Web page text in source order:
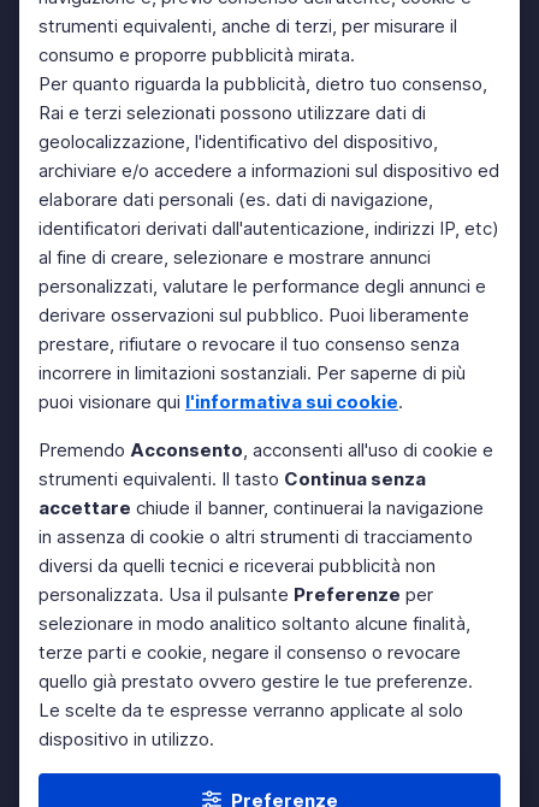
strumenti equivalenti, anche di terzi, per misurare il
consumo e proporre pubblicità mirata.
Per quanto riguarda la pubblicità, dietro tuo consenso,
Rai e terzi selezionati possono utilizzare dati di
geolocalizzazione, l'identificativo del dispositivo,
archiviare e/o accedere a informazioni sul dispositivo ed
elaborare dati personali (es. dati di navigazione,
identificatori derivati dall'autenticazione, indirizzi IP, etc)
al fine di creare, selezionare e mostrare annunci
personalizzati, valutare le performance degli annunci e
derivare osservazioni sul pubblico. Puoi liberamente
prestare, rifiutare o revocare il tuo consenso senza
incorrere in limitazioni sostanziali. Per saperne di più
puoi visionare qui l'informativa sui cookie.
Premendo Acconsento, acconsenti all'uso di cookie e
strumenti equivalenti. Il tasto Continua senza
accettare chiude il banner, continuerai la navigazione
in assenza di cookie o altri strumenti di tracciamento
diversi da quelli tecnici e riceverai pubblicità non
personalizzata. Usa il pulsante Preferenze per
selezionare in modo analitico soltanto alcune finalità,
terze parti e cookie, negare il consenso o revocare
quello già prestato ovvero gestire le tue preferenze.
Le scelte da te espresse verranno applicate al solo
dispositivo in utilizzo.
Preferenze